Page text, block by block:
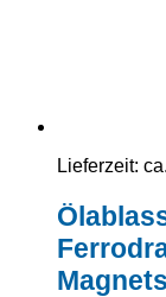
Lieferzeit: